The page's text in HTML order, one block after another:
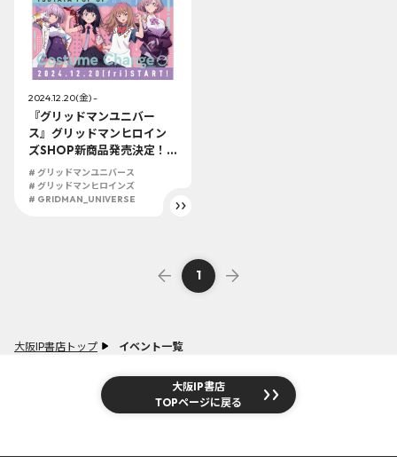
大阪IP書店トップ イベント一覧
2024.12.20(金) -
『グリッドマンユニバー
ス』グリッドマンヒロイン
ズSHOP新商品発売決定！
コスチュームチェンジ！を
コンセプトに各キャラクタ
ーの服装が入れ替わっちゃ
# グリッドマンユニバース
# グリッドマンヒロインズ
# GRIDMAN_UNIVERSE
1
大阪IP書店
TOPページに戻る